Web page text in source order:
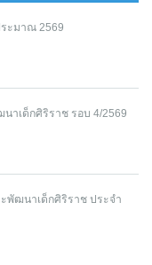
ะมาณ 2569
าเด็กศิริราช รอบ 4/2569
พัฒนาเด็กศิริราช ประจำ